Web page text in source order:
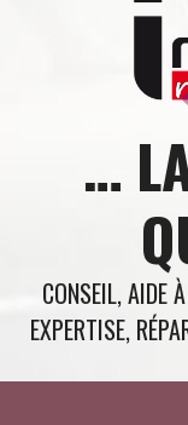
…
CONSEIL, AIDE
EXPERTISE,